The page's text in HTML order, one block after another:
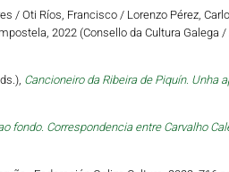
/ Oti Ríos, Francisco / Lorenzo Pérez,
2022 (Consello da Cultura Galega
Cancioneiro da Ribeira de Piquín.
fondo. Correspondencia entre Carvalho